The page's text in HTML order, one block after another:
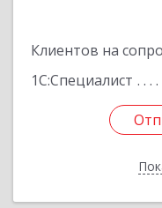
Клиентов на
1С:Специалист